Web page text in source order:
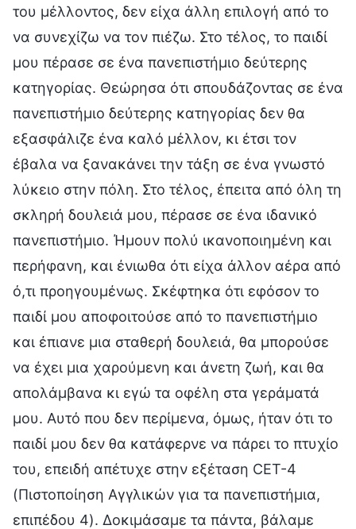
του μέλλοντος, δεν είχα άλλη επιλογή από το
να συνεχίζω να τον πιέζω. Στο τέλος, το παιδί
μου πέρασε σε ένα πανεπιστήμιο δεύτερης
κατηγορίας. Θεώρησα ότι σπουδάζοντας σε ένα
πανεπιστήμιο δεύτερης κατηγορίας δεν θα
εξασφάλιζε ένα καλό μέλλον, κι έτσι τον
έβαλα να ξανακάνει την τάξη σε ένα γνωστό
λύκειο στην πόλη. Στο τέλος, έπειτα από όλη τη
σκληρή δουλειά μου, πέρασε σε ένα ιδανικό
πανεπιστήμιο. Ήμουν πολύ ικανοποιημένη και
περήφανη, και ένιωθα ότι είχα άλλον αέρα από
ό,τι προηγουμένως. Σκέφτηκα ότι εφόσον το
παιδί μου αποφοιτούσε από το πανεπιστήμιο
και έπιανε μια σταθερή δουλειά, θα μπορούσε
να έχει μια χαρούμενη και άνετη ζωή, και θα
απολάμβανα κι εγώ τα οφέλη στα γεράματά
μου. Αυτό που δεν περίμενα, όμως, ήταν ότι το
παιδί μου δεν θα κατάφερνε να πάρει το πτυχίο
του, επειδή απέτυχε στην εξέταση CET-4
(Πιστοποίηση Αγγλικών για τα πανεπιστήμια,
επιπέδου 4). Δοκιμάσαμε τα πάντα, βάλαμε